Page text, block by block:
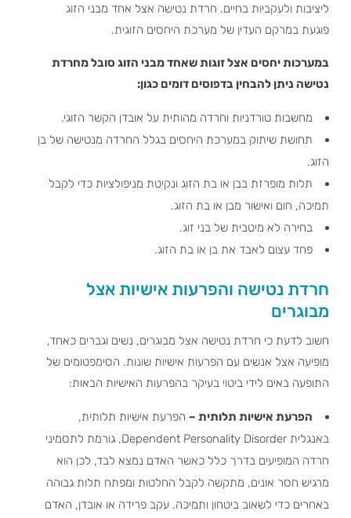
ליציבות ולעקביות בחיים. חרדת נטישה אצל אחד מבני הזוג
פוגעת במרקם העדין של מערכת היחסים הזוגית.
במערכות יחסים אצל זוגות שאחד מבני הזוג סובל מחרדת
נטישה ניתן להבחין בדפוסים דומים כגון:
מחשבות טורדניות וחרדה מהותית על אובדן הקשר הזוגי.
תחושת שיתוק במערכת היחסים בגלל החרדה מנטישה של בן
הזוג.
תלות מופרזת בבן או בת הזוג ונקיטת מניפולציות כדי לקבל
תמיכה, חום ואישור מבן או בת הזוג.
בחירה לא מיטבית של בני זוג.
פחד עצום לאבד את בן או בת הזוג.
חרדת נטישה והפרעות אישיות אצל
מבוגרים
חשוב לדעת כי חרדת נטישה אצל מבוגרים, נשים וגברים כאחד,
מופיעה אצל אנשים עם הפרעות אישיות שונות. הסימפטומים של
התופעה באים לידי ביטוי בעיקר בהפרעות האישיות הבאות:
הפרעת אישיות תלותית –הפרעת אישיות תלותית,
באנגלית Dependent Personality Disorder, גורמת לתסמיני
חרדה המופיעים בדרך כלל כאשר האדם נמצא לבד, לכן הוא
מרגיש חסר אונים, מתקשה לקבל החלטות ומפתח תלות גבוהה
באחרים כדי לשאוב ביטחון ותמיכה. עקב פרידה או אובדן, האדם